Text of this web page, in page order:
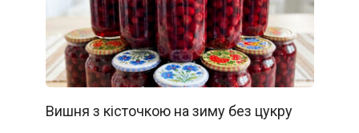
Вишня з кісточкою на зиму без цукру